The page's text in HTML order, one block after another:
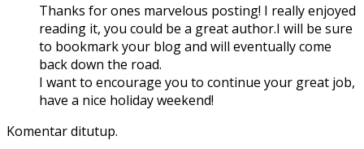
Thanks for ones marvelous posting! I really enjoyed
reading it, you could be a great author.I will be sure
to bookmark your blog and will eventually come
back down the road.
I want to encourage you to continue your great job,
have a nice holiday weekend!
Komentar ditutup.